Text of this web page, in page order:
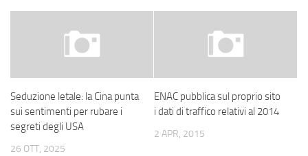
Seduzione letale: la Cina punta
sui sentimenti per rubare i
segreti degli USA
26 OTT, 2025
ENAC pubblica sul proprio sito
i dati di traffico relativi al 2014
2 APR, 2015